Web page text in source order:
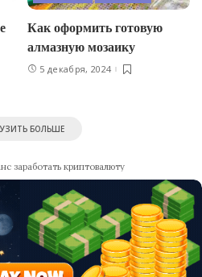
Как оформить готовую
алмазную мозаику
5 декабря, 2024
БОЛЬШЕ
заработать криптовалюту